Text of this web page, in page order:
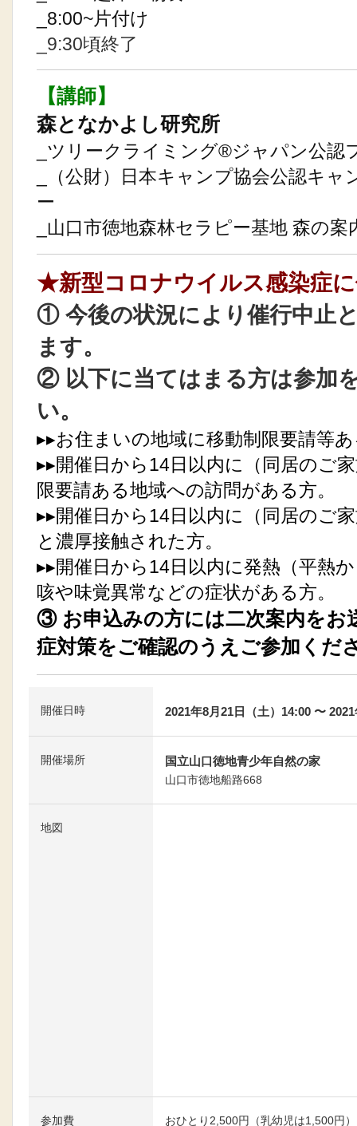
_8:00~片付け
_9:30頃終了
【講師】
森となかよし研究所
_ツリークライミング®ジャパン公認
_（公財）日本キャンプ協会公認キ
ー
_山口市徳地森林セラピー基地 森の案
★新型コロナウイルス感染症
① 今後の状況により催行中止
ます。
② 以下に当てはまる方は参加
い。
▸▸お住まいの地域に移動制限要請等
▸▸開催日から14日以内に（同居のご
限要請ある地域への訪問がある方。
▸▸開催日から14日以内に（同居のご
と濃厚接触された方。
▸▸開催日から14日以内に発熱（平熱
咳や味覚異常などの症状がある方。
③ お申込みの方には二次案内をお
症対策をご確認のうえご参加くだ
開催日時 2021年8月21日（土）14:00 〜
開催場所 国立山口徳地青少年自然の家
山口市徳地船路668
地図
参加費 おひとり2,500円（乳幼児は1,500円